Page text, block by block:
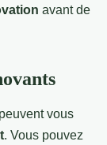
avant de
vous
. Vous pouvez